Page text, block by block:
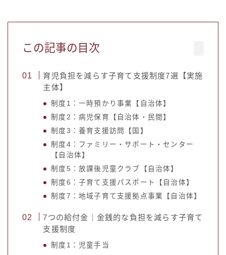
この記事の目次
育児負担を減らす子育て支援制度7選【実施
主体】
制度1：一時預かり事業【自治体】
制度2：病児保育【自治体・民間】
制度3：養育支援訪問【国】
制度4：ファミリー・サポート・センター
【自治体】
制度5：放課後児童クラブ【自治体】
制度6：子育て支援パスポート【自治体】
制度7：地域子育て支援拠点事業【自治体】
7つの給付金｜金銭的な負担を減らす子育て
支援制度
制度1：児童手当